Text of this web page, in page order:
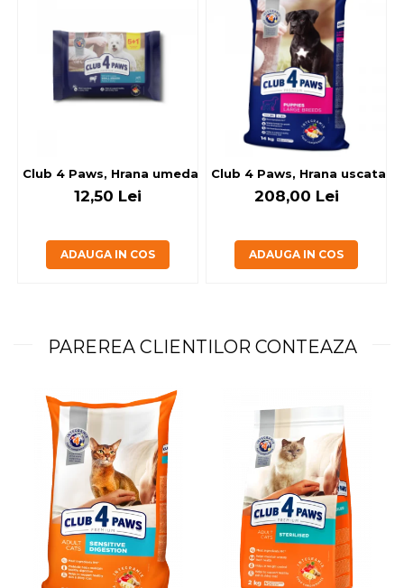
Club 4 Paws, Hrana umeda caini - cu miel, set 5+1, 6x80 g
12,50 Lei
ADAUGA IN COS
Club 4 Paws, Hrana uscata
208,00 Lei
ADAUGA IN COS
PAREREA CLIENTILOR CONTEAZA